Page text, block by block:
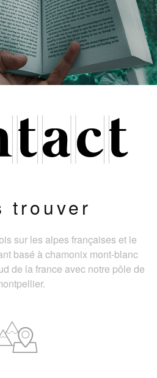
trouver
sur les alpes françaises et le
basé à chamonix mont-blanc
de la france avec notre pôle de